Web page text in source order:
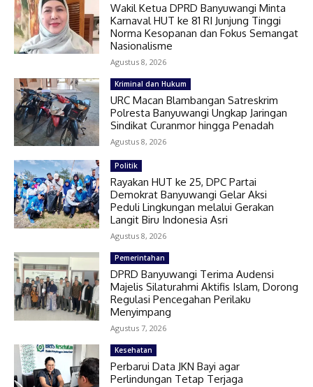
Wakil Ketua DPRD Banyuwangi Minta
Karnaval HUT ke 81 RI Junjung Tinggi
Norma Kesopanan dan Fokus Semangat
Nasionalisme
Agustus 8, 2026
Kriminal dan Hukum
URC Macan Blambangan Satreskrim
Polresta Banyuwangi Ungkap Jaringan
Sindikat Curanmor hingga Penadah
Agustus 8, 2026
Politik
Rayakan HUT ke 25, DPC Partai
Demokrat Banyuwangi Gelar Aksi
Peduli Lingkungan melalui Gerakan
Langit Biru Indonesia Asri
Agustus 8, 2026
Pemerintahan
DPRD Banyuwangi Terima Audensi
Majelis Silaturahmi Aktifis Islam, Dorong
Regulasi Pencegahan Perilaku
Menyimpang
Agustus 7, 2026
Kesehatan
Perbarui Data JKN Bayi agar
Perlindungan Tetap Terjaga